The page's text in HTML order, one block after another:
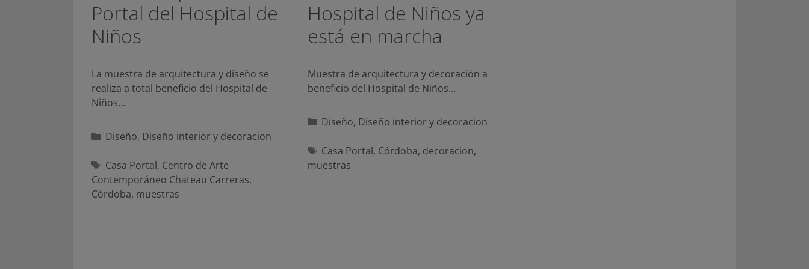
Portal del Hospital de
Niños
La muestra de arquitectura y diseño se
realiza a total beneficio del Hospital de
Niños…
Categorías
Diseño, Diseño interior y decoracion
Etiquetas
Casa Portal, Centro de Arte
Contemporáneo Chateau Carreras,
Córdoba, muestras
Hospital de Niños ya
está en marcha
Muestra de arquitectura y decoración a
beneficio del Hospital de Niños…
Categorías
Diseño, Diseño interior y decoracion
Etiquetas
Casa Portal, Córdoba, decoracion,
muestras